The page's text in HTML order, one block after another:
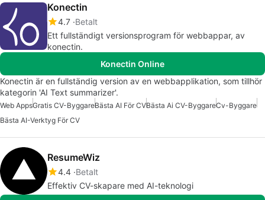
Konectin
4.7 Betalt
Ett fullständigt versionsprogram för webbappar, av
konectin.
Konectin Online
Konectin är en fullständig version av en webbapplikation, som tillhör
kategorin 'AI Text summarizer'.
Web AppsGratis CV-ByggareBästa AI För CVBästa Ai CV-ByggareCv-Byggare
Bästa AI-Verktyg För CV
ResumeWiz
4.4 Betalt
Effektiv CV-skapare med AI-teknologi